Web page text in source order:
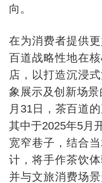
向。
在为消费者提供
百道战略性地在
店，以打造沉浸
象展示及创新场
月31日，茶百道
其中于2025年5月
宽窄巷子，结合
计，将手作茶饮
并与文旅消费场